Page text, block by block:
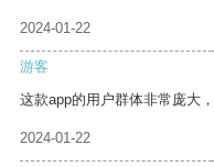
2024-01-22
游客
这款app的用户群体非常庞大
2024-01-22